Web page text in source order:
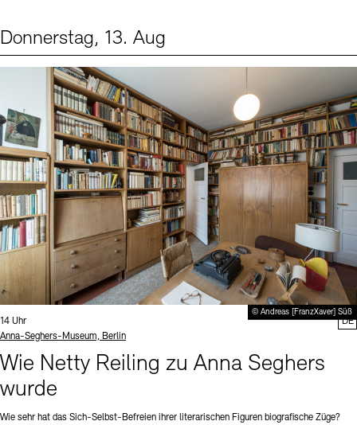
Donnerstag, 13. Aug
© Andreas [FranzXaver] Süß
Uhrzeit:
14 Uhr
Standort
Anna-Seghers-Museum, Berlin
Wie Netty Reiling zu Anna Seghers
wurde
Wie sehr hat das Sich-Selbst-Befreien ihrer literarischen Figuren biografische Züge?
DE